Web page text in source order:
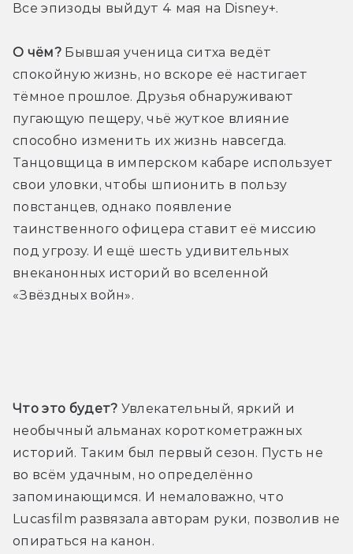
Все эпизоды выйдут 4 мая на Disney+.
О чём? Бывшая ученица ситха ведёт
спокойную жизнь, но вскоре её настигает
тёмное прошлое. Друзья обнаруживают
пугающую пещеру, чьё жуткое влияние
способно изменить их жизнь навсегда.
Танцовщица в имперском кабаре использует
свои уловки, чтобы шпионить в пользу
повстанцев, однако появление
таинственного офицера ставит её миссию
под угрозу. И ещё шесть удивительных
внеканонных историй во вселенной
«Звёздных войн».
Что это будет? Увлекательный, яркий и
необычный альманах короткометражных
историй. Таким был первый сезон. Пусть не
во всём удачным, но определённо
запоминающимся. И немаловажно, что
Lucasfilm развязала авторам руки, позволив не
опираться на канон.